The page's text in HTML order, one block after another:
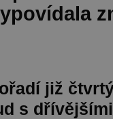
již
s